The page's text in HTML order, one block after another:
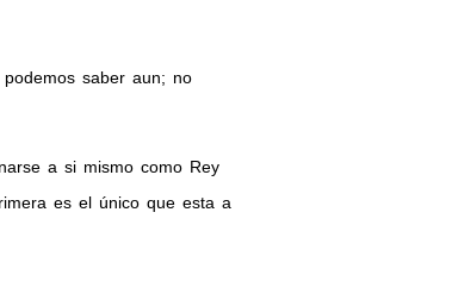
saber aun; no
a si mismo como Rey
es el único que esta a